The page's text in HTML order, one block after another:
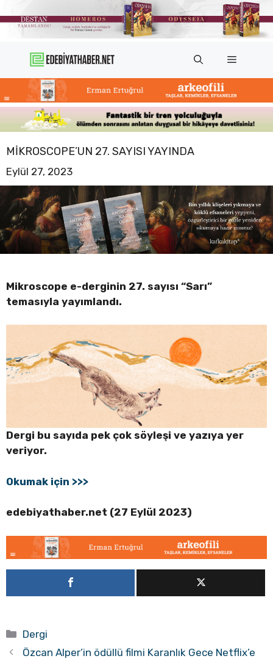
atla
Menü
MIKROSCOPE’UN 27. SAYISI YAYINDA
Eylül 27, 2023
Mikroscope e-derginin 27. sayısı “Sarı”
temasıyla yayımlandı.
Dergi bu sayıda pek çok söyleşi ve yazıya yer
veriyor.
Okumak için >>>
edebiyathaber.net (27 Eylül 2023)
Kategoriler
Dergi
Özcan Alper’in ödüllü filmi Karanlık Gece Netflix’e